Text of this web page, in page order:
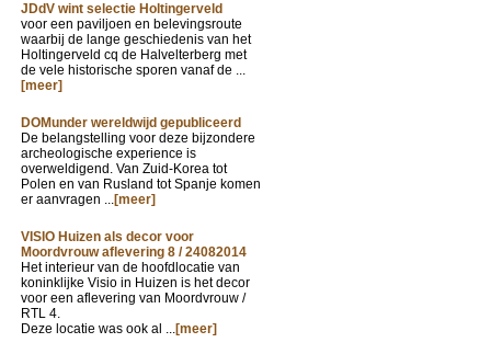
JDdV wint selectie Holtingerveld
voor een paviljoen en belevingsroute
waarbij de lange geschiedenis van het
Holtingerveld cq de Halvelterberg met
de vele historische sporen vanaf de ...
[meer]
DOMunder wereldwijd gepubliceerd
De belangstelling voor deze bijzondere
archeologische experience is
overweldigend. Van Zuid-Korea tot
Polen en van Rusland tot Spanje komen
er aanvragen ...[meer]
VISIO Huizen als decor voor
Moordvrouw aflevering 8 / 24082014
Het interieur van de hoofdlocatie van
koninklijke Visio in Huizen is het decor
voor een aflevering van Moordvrouw /
RTL 4.
Deze locatie was ook al ...[meer]